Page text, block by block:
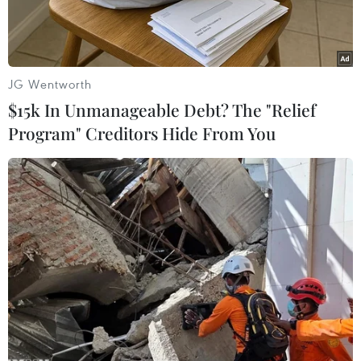
Dự án điện gió La Gàn. (Ảnh: PV/Vietnam+)
Theo số liệu của Tập đoàn Điện lực Việt Nam
(EVN) và Trung tâm Điều độ hệ thống điện Quốc
gia (A0), ngày 15/6, phụ tải toàn hệ thống điện
JG Wentworth
$15k In Unmanageable Debt? The "Relief
Program" Creditors Hide From You